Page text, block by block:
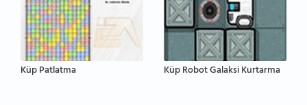
Küp Patlatma Küp Robot Galaksi Kurtarma